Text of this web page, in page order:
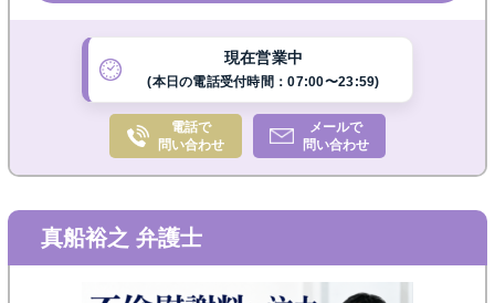
◎
現在営業中
(本日の電話受付時間：07:00〜23:59)
電話で
問い合わせ
メールで
問い合わせ
真船裕之 弁護士